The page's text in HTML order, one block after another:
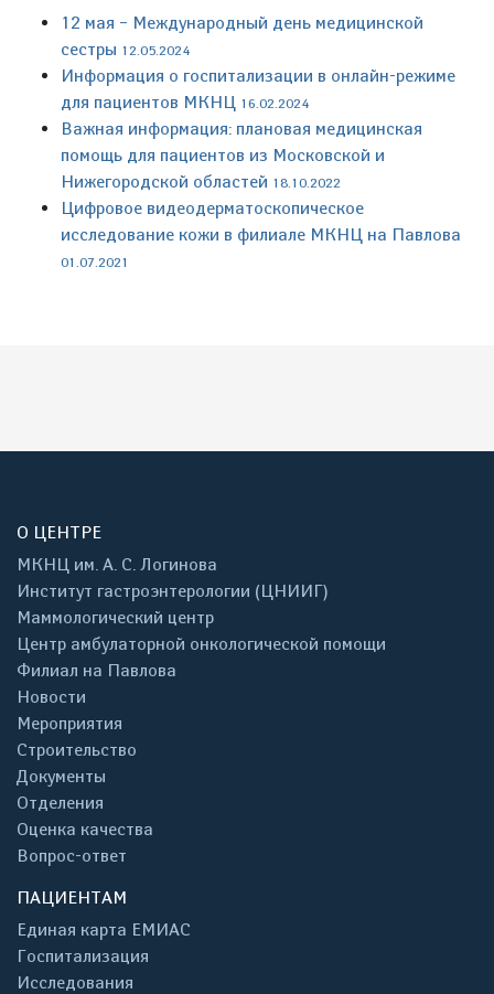
12 мая – Международный день медицинской
сестры 12.05.2024
Информация о госпитализации в онлайн-режиме
для пациентов МКНЦ 16.02.2024
Важная информация: плановая медицинская
помощь для пациентов из Московской и
Нижегородской областей 18.10.2022
Цифровое видеодерматоскопическое
исследование кожи в филиале МКНЦ на Павлова
01.07.2021
О ЦЕНТРЕ
МКНЦ им. А. С. Логинова
Институт гастроэнтерологии (ЦНИИГ)
Маммологический центр
Центр амбулаторной онкологической помощи
Филиал на Павлова
Новости
Мероприятия
Строительство
Документы
Отделения
Оценка качества
Вопрос-ответ
ПАЦИЕНТАМ
Единая карта ЕМИАС
Госпитализация
Исследования